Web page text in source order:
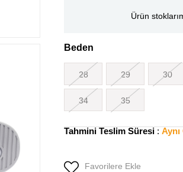
Ürün
Beden
28 29 30
34 35
Tahmini Teslim Süresi :
Favorilere Ekle